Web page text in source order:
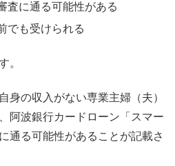
査に通る可能性がある
でも受けられる
。
身の収入がない専業主婦（夫）
阿波銀行カードローン「スマー
通る可能性があることが記載さ